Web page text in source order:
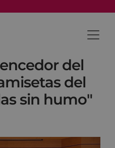
del
del
sin humo"